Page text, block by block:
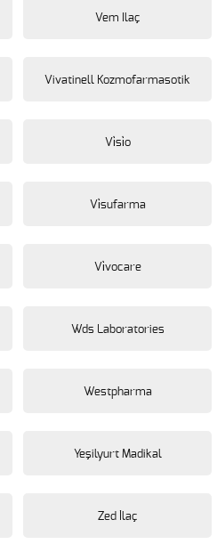
Vem Ilaç
Vivatinell Kozmofarmasotik
Vi̇si̇o
Vi̇sufarma
Vi̇vocare
Wds Laboratories
Westpharma
Yeşilyurt Madikal
Zed İlaç